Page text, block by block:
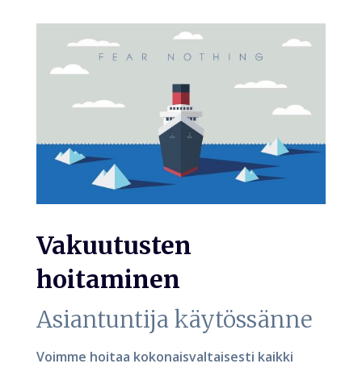
Vakuutusten
hoitaminen
Asiantuntija käytössänne
Voimme hoitaa kokonaisvaltaisesti kaikki